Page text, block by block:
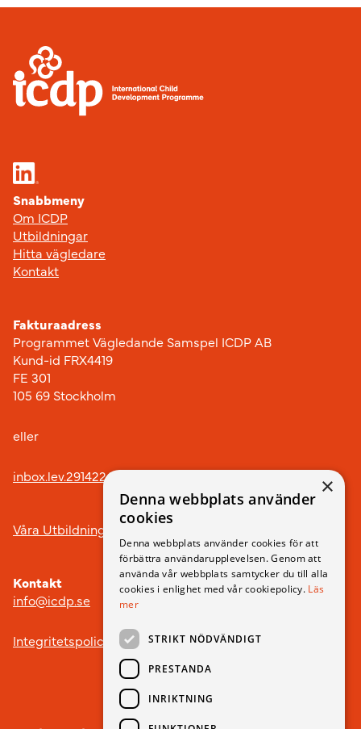
Sidfot
Snabbmeny
Om ICDP
Utbildningar
Hitta vägledare
Kontakt
Fakturaadress
Programmet Vägledande Samspel ICDP AB
Kund-id FRX4419
FE 301
105 69 Stockholm
eller
inbox.lev.291422@arkivplats.se
Våra Utbildningar
Kontakt
info@icdp.se
Integritetspolicy
×
Denna webbplats använder
cookies
Denna webbplats använder cookies för att
förbättra användarupplevelsen. Genom att
använda vår webbplats samtycker du till alla
cookies i enlighet med vår cookiepolicy. Läs
mer
STRIKT NÖDVÄNDIGT
PRESTANDA
INRIKTNING